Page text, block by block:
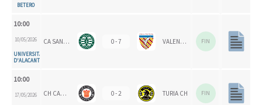
BETERO
10:00
10/05/2026
UNIVERSITAT
D'ALACANT
CA SAN VICENTE 0 - 7 VALENCIA CH 1924 FIN
10:00
17/05/2026 CH CARPESA 0 - 2 TURIA CH FIN